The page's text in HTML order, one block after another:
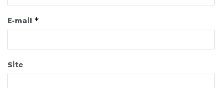
E-mail *
Site